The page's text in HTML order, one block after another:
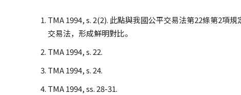
TMA 1994, s. 2(2). 此點與我國公平交易法第22條第2項
交易法，形成鮮明對比。
TMA 1994, s. 22.
TMA 1994, s. 24.
TMA 1994, ss. 28-31.